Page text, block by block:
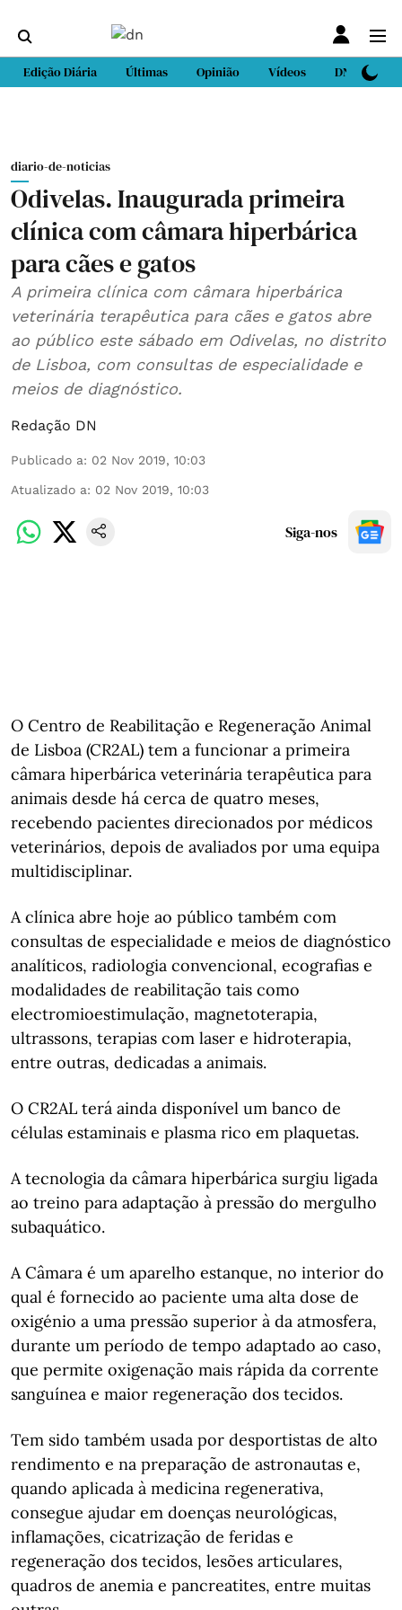
Edição Diária Últimas Opinião Vídeos DN Sport
diario-de-noticias
Odivelas. Inaugurada primeira
clínica com câmara hiperbárica
para cães e gatos
A primeira clínica com câmara hiperbárica
veterinária terapêutica para cães e gatos abre
ao público este sábado em Odivelas, no distrito
de Lisboa, com consultas de especialidade e
meios de diagnóstico.
Redação DN
Publicado a: 02 Nov 2019, 10:03
Atualizado a: 02 Nov 2019, 10:03
Siga-nos
O Centro de Reabilitação e Regeneração Animal
de Lisboa (CR2AL) tem a funcionar a primeira
câmara hiperbárica veterinária terapêutica para
animais desde há cerca de quatro meses,
recebendo pacientes direcionados por médicos
veterinários, depois de avaliados por uma equipa
multidisciplinar.
A clínica abre hoje ao público também com
consultas de especialidade e meios de diagnóstico
analíticos, radiologia convencional, ecografias e
modalidades de reabilitação tais como
electromioestimulação, magnetoterapia,
ultrassons, terapias com laser e hidroterapia,
entre outras, dedicadas a animais.
O CR2AL terá ainda disponível um banco de
células estaminais e plasma rico em plaquetas.
A tecnologia da câmara hiperbárica surgiu ligada
ao treino para adaptação à pressão do mergulho
subaquático.
A Câmara é um aparelho estanque, no interior do
qual é fornecido ao paciente uma alta dose de
oxigénio a uma pressão superior à da atmosfera,
durante um período de tempo adaptado ao caso,
que permite oxigenação mais rápida da corrente
sanguínea e maior regeneração dos tecidos.
Tem sido também usada por desportistas de alto
rendimento e na preparação de astronautas e,
quando aplicada à medicina regenerativa,
consegue ajudar em doenças neurológicas,
inflamações, cicatrização de feridas e
regeneração dos tecidos, lesões articulares,
quadros de anemia e pancreatites, entre muitas